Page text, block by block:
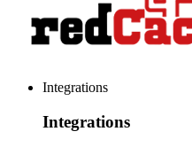
Integrations
Integrations